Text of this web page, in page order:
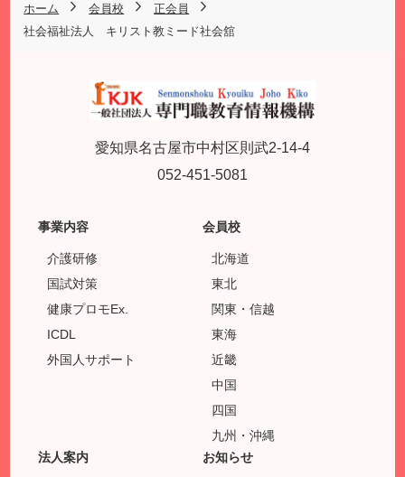
ホーム 会員校
正会員
社会福祉法人 キリスト教ミード社会舘
愛知県名古屋市中村区則武2-14-4
052-451-5081
事業内容
介護研修
国試対策
健康プロモEx.
ICDL
外国人サポート
会員校
北海道
東北
関東・信越
東海
近畿
中国
四国
九州・沖縄
法人案内
お知らせ